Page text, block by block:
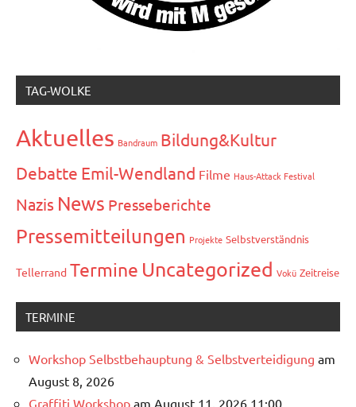
TAG-WOLKE
Aktuelles Bandraum Bildung&Kultur
Debatte Emil-Wendland Filme Haus-Attack Festival
Nazis News Presseberichte
Pressemitteilungen Projekte Selbstverständnis
Tellerrand Termine Uncategorized Vokü Zeitreise
TERMINE
Workshop Selbstbehauptung & Selbstverteidigung am
August 8, 2026
Graffiti Workshop am August 11, 2026 11:00